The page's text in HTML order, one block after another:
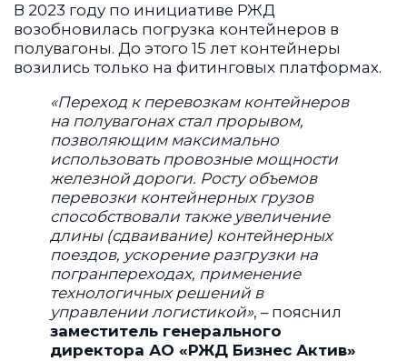
В 2023 году по инициативе РЖД
возобновилась погрузка контейнеров в
полувагоны. До этого 15 лет контейнеры
возились только на фитинговых платформах.
«Переход к перевозкам контейнеров
на полувагонах стал прорывом,
позволяющим максимально
использовать провозные мощности
железной дороги. Росту объемов
перевозки контейнерных грузов
способствовали также увеличение
длины (сдваивание) контейнерных
поездов, ускорение разгрузки на
погранпереходах, применение
технологичных решений в
управлении логистикой», – пояснил
заместитель генерального
директора АО «РЖД Бизнес Актив»